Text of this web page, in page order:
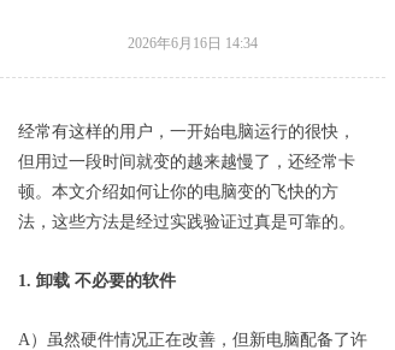
经常有这样的用户，一开始电脑运行的很快，
但用过一段时间就变的越来越慢了，还经常卡
顿。本文介绍如何让你的电脑变的飞快的方
法，这些方法是经过实践验证过真是可靠的。
1. 卸载 不必要的软件
A）虽然硬件情况正在改善，但新电脑配备了许
2026年6月16日 14:34